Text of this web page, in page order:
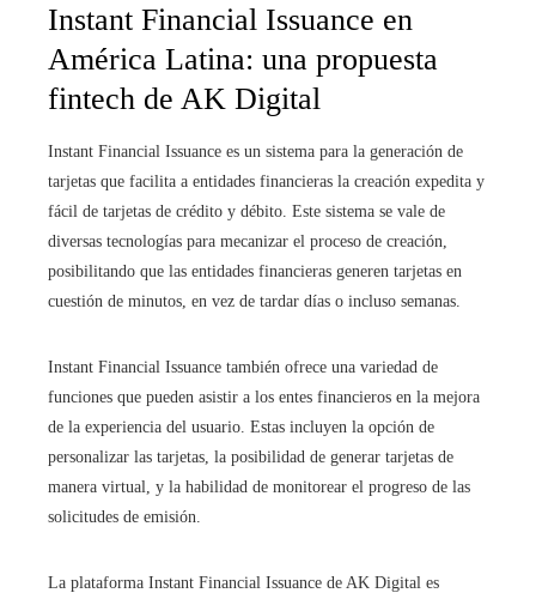
Instant Financial Issuance en
América Latina: una propuesta
fintech de AK Digital
Instant Financial Issuance es un sistema para la generación de
tarjetas que facilita a entidades financieras la creación expedita y
fácil de tarjetas de crédito y débito. Este sistema se vale de
diversas tecnologías para mecanizar el proceso de creación,
posibilitando que las entidades financieras generen tarjetas en
cuestión de minutos, en vez de tardar días o incluso semanas.
Instant Financial Issuance también ofrece una variedad de
funciones que pueden asistir a los entes financieros en la mejora
de la experiencia del usuario. Estas incluyen la opción de
personalizar las tarjetas, la posibilidad de generar tarjetas de
manera virtual, y la habilidad de monitorear el progreso de las
solicitudes de emisión.
La plataforma Instant Financial Issuance de AK Digital es